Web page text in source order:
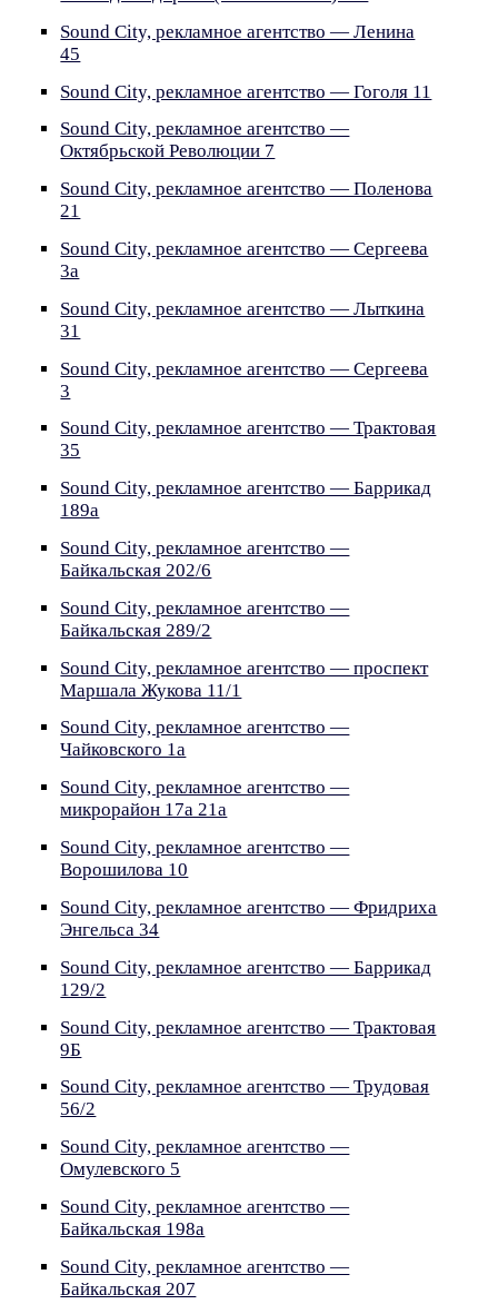
Sound City, рекламное агентство — Ленина
45
Sound City, рекламное агентство — Гоголя 11
Sound City, рекламное агентство —
Октябрьской Революции 7
Sound City, рекламное агентство — Поленова
21
Sound City, рекламное агентство — Сергеева
3а
Sound City, рекламное агентство — Лыткина
31
Sound City, рекламное агентство — Сергеева
3
Sound City, рекламное агентство — Трактовая
35
Sound City, рекламное агентство — Баррикад
189а
Sound City, рекламное агентство —
Байкальская 202/6
Sound City, рекламное агентство —
Байкальская 289/2
Sound City, рекламное агентство — проспект
Маршала Жукова 11/1
Sound City, рекламное агентство —
Чайковского 1а
Sound City, рекламное агентство —
микрорайон 17а 21а
Sound City, рекламное агентство —
Ворошилова 10
Sound City, рекламное агентство — Фридриха
Энгельса 34
Sound City, рекламное агентство — Баррикад
129/2
Sound City, рекламное агентство — Трактовая
9Б
Sound City, рекламное агентство — Трудовая
56/2
Sound City, рекламное агентство —
Омулевского 5
Sound City, рекламное агентство —
Байкальская 198а
Sound City, рекламное агентство —
Байкальская 207